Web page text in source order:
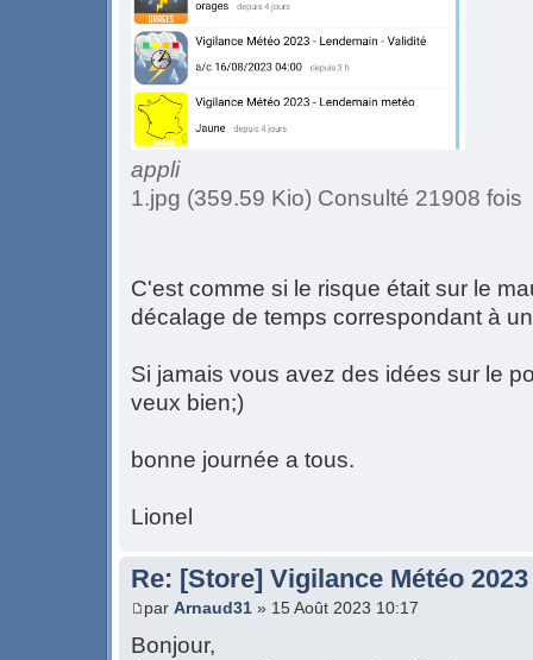
appli
1.jpg (359.59 Kio) Consulté 21908 fois
C'est comme si le risque était sur le
décalage de temps correspondant à
Si jamais vous avez des idées sur le
veux bien;)
bonne journée a tous.
Lionel
Re: [Store] Vigilance Météo 2023
par Arnaud31 » 15 Août 2023 10:17
Bonjour,